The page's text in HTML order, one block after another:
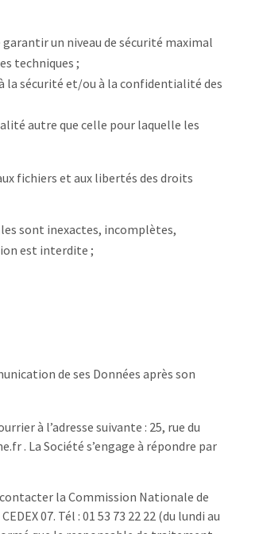
un niveau de sécurité maximal
techniques ;
sécurité et/ou à la confidentialité des
autre que celle pour laquelle les
fichiers et aux libertés des droits
sont inexactes, incomplètes,
est interdite ;
de ses Données après son
à l’adresse suivante : 25, rue du
. La Société s’engage à répondre par
la Commission Nationale de
07. Tél : 01 53 73 22 22 (du lundi au